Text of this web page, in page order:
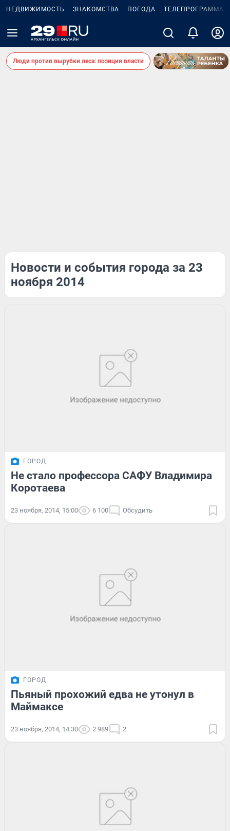
НЕДВИЖИМОСТЬ ЗНАКОМСТВА ПОГОДА ТЕЛЕПРОГРАММА
Люди против вырубки леса: позиция власти
Новости и события города за 23
ноября 2014
ГОРОД
Не стало профессора САФУ Владимира
Коротаева
23 ноября, 2014, 15:00 6 100 Обсудить
ГОРОД
Пьяный прохожий едва не утонул в
Маймаксе
23 ноября, 2014, 14:30 2 989 2